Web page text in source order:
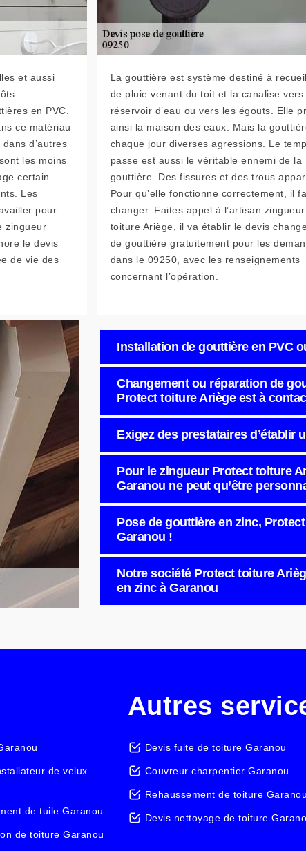
et aussi
en PVC.
ce matériau
d’autres
les moins
certain
Les
pour
zingueur
le devis
de vie des
La gouttière est système destiné à
de pluie venant du toit et la canalise vers
réservoir d’eau ou vers les égouts. Elle
ainsi la maison des eaux. Mais la
chaque jour diverses agressions. Le
passe est aussi le véritable ennemi de la
gouttière. Des fissures et des trous
Pour qu’elle fonctionne correctement, il
changer. Faites appel à l’artisan
toiture Ariège, il va établir le devis
de gouttière gratuitement pour les
dans le 09250, avec les renseignements
concernant l’opération.
Installation de gouttière en PVC
Changement ou réparation de
Protect toiture Ariège est à
Exigez des prestataires d’établir
Pour le zingueur Protect toiture
Garanou ne peut qu’être
Pose de gouttière en zinc,
Garanou !
Notre société Protect toiture
en zinc à Garanou
Autres
de velux
de tuile Garanou
de toiture Garanou
Devis fuite de toiture Garanou
Couvreur charpentier Garanou
Rehaussement de toiture Garanou
Devis nettoyage de toiture